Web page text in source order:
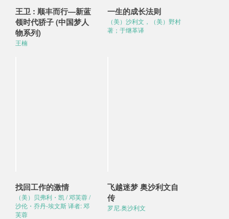
王卫 : 顺丰而行—新蓝
领时代骄子 (中国梦人
物系列)
王楠
一生的成长法则
（美）沙利文，（美）野村
著；于继革译
找回工作的激情
（美）贝弗利・凯 / 邓芙蓉 /
沙伦・乔丹-埃文斯 译者: 邓
芙蓉
飞越迷梦 奥沙利文自
传
罗尼.奥沙利文